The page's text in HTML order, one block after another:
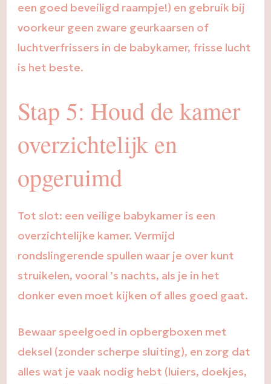
een goed beveiligd raampje!) en gebruik bij
voorkeur geen zware geurkaarsen of
luchtverfrissers in de babykamer, frisse lucht
is het beste.
Stap 5: Houd de kamer
overzichtelijk en
opgeruimd
Tot slot: een veilige babykamer is een
overzichtelijke kamer. Vermijd
rondslingerende spullen waar je over kunt
struikelen, vooral ’s nachts, als je in het
donker even moet kijken of alles goed gaat.
Bewaar speelgoed in opbergboxen met
deksel (zonder scherpe sluiting), en zorg dat
alles wat je vaak nodig hebt (luiers, doekjes,